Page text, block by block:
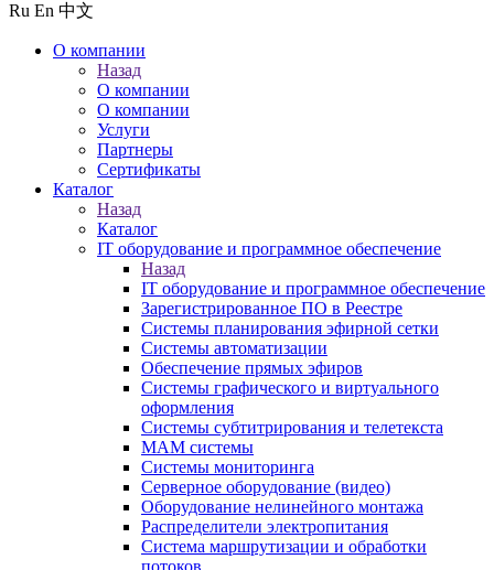
Ru En 中文
О компании
Назад
О компании
О компании
Услуги
Партнеры
Сертификаты
Каталог
Назад
Каталог
IT оборудование и программное обеспечение
Назад
IT оборудование и программное обеспечение
Зарегистрированное ПО в Реестре
Системы планирования эфирной сетки
Системы автоматизации
Обеспечение прямых эфиров
Системы графического и виртуального
оформления
Системы субтитрирования и телетекста
MAM системы
Системы мониторинга
Серверное оборудование (видео)
Оборудование нелинейного монтажа
Распределители электропитания
Система маршрутизации и обработки
потоков